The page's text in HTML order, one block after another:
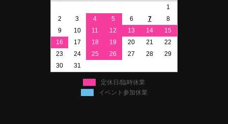
1
2
3 4 5 6 7
8
9
10 11 12 13 14
15
16
17 18 19 20 21
22
23
24 25 26 27 28
29
30
31
定休日/臨時休業
イベント参加休業